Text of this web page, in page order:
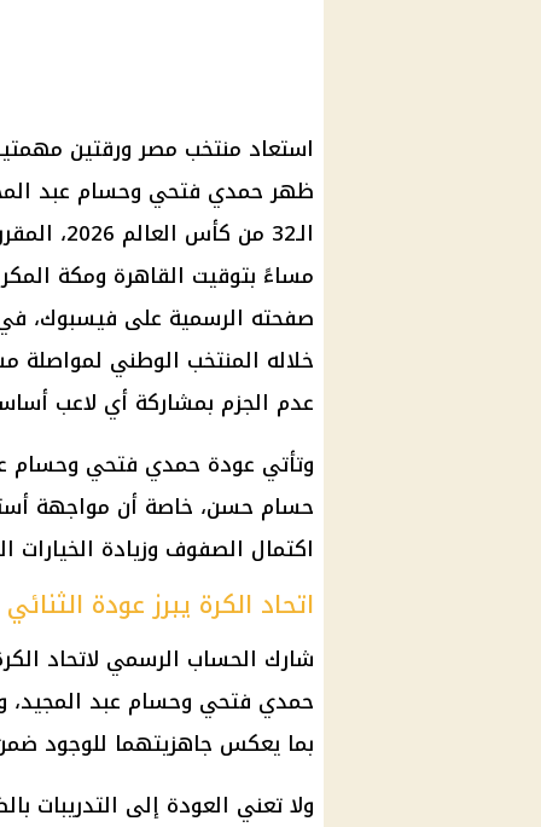
استعاد منتخب مصر ورقتين
ظهر حمدي فتحي وحسام عبد
مساءً بتوقيت القاهرة ومكة
صفحته الرسمية على فيسبوك، في
عدم الجزم بمشاركة أي لاعب
وتأتي عودة حمدي فتحي وحسام
حسام حسن، خاصة أن مواجهة
اكتمال الصفوف وزيادة الخيارات
اتحاد الكرة يبرز عودة
شارك الحساب الرسمي لاتحاد
حمدي فتحي وحسام عبد المجيد،
بما يعكس جاهزيتهما للوجود
ولا تعني العودة إلى